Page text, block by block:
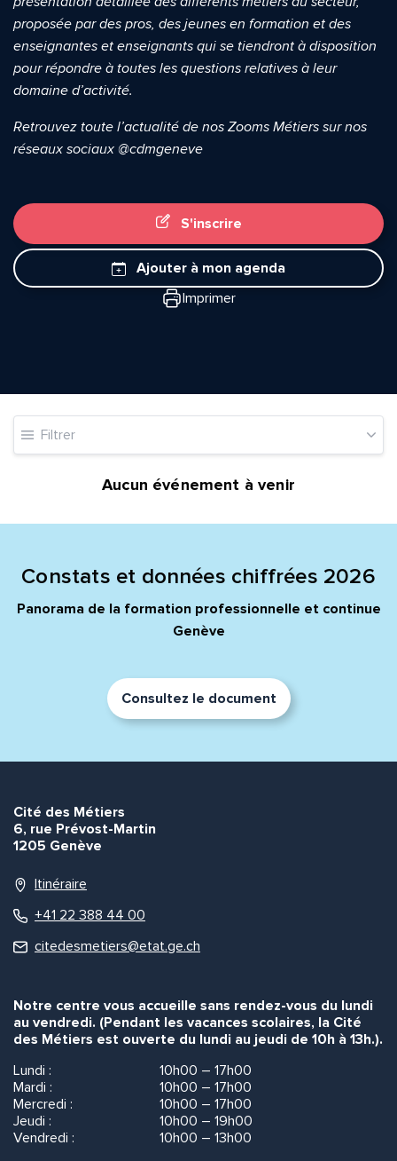
proposée par des pros, des jeunes en formation et des
enseignantes et enseignants qui se tiendront à disposition
pour répondre à toutes les questions relatives à leur
domaine d’activité.
Retrouvez toute l’actualité de nos Zooms Métiers sur nos
réseaux sociaux @cdmgeneve
S'inscrire
Ajouter à mon agenda
Imprimer
Filtrer
Aucun événement à venir
Constats et données chiffrées 2026
Panorama de la formation professionnelle et continue
Genève
Consultez le document
Cité des Métiers
6, rue Prévost-Martin
1205 Genève
Itinéraire
+41 22 388 44 00
citedesmetiers@etat.ge.ch
Notre centre vous accueille sans rendez-vous du lundi
au vendredi. (Pendant les vacances scolaires, la Cité
des Métiers est ouverte du lundi au jeudi de 10h à 13h.).
Lundi :
10h00 – 17h00
Mardi :
10h00 – 17h00
Mercredi :
10h00 – 17h00
Jeudi :
10h00 – 19h00
Vendredi :
10h00 – 13h00